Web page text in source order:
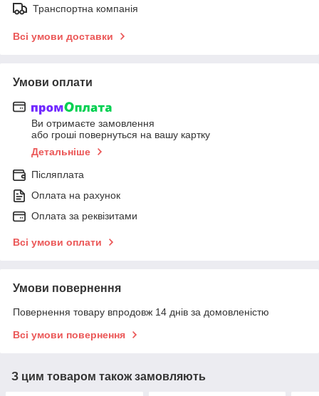
Транспортна компанія
Всі умови доставки
Умови оплати
Ви отримаєте замовлення
або гроші повернуться на вашу картку
Детальніше
Післяплата
Оплата на рахунок
Оплата за реквізитами
Всі умови оплати
Умови повернення
Повернення товару впродовж 14 днів за домовленістю
Всі умови повернення
З цим товаром також замовляють